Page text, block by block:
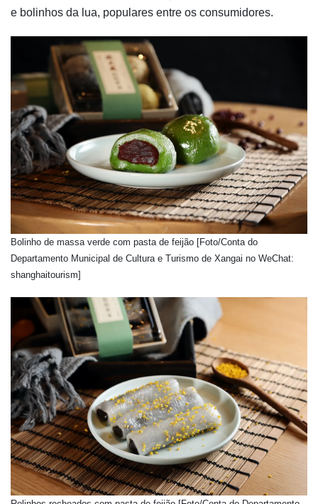
e bolinhos da lua, populares entre os consumidores.
Bolinho de massa verde com pasta de feijão [Foto/Conta do
Departamento Municipal de Cultura e Turismo de Xangai no WeChat:
shanghaitourism]